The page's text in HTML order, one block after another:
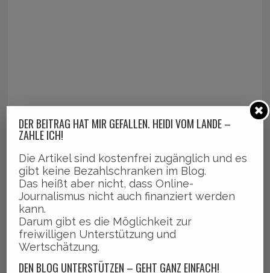
DER BEITRAG HAT MIR GEFALLEN. HEIDI VOM LANDE –
ZAHLE ICH!
Die Artikel sind kostenfrei zugänglich und es
gibt keine Bezahlschranken im Blog.
Das heißt aber nicht, dass Online-
Journalismus nicht auch finanziert werden
kann.
Darum gibt es die Möglichkeit zur
freiwilligen Unterstützung und
Wertschätzung.
DEN BLOG UNTERSTÜTZEN – GEHT GANZ EINFACH!